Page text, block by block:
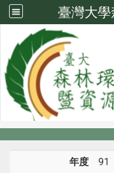
臺灣大
系所成員
系所成員
年度 91